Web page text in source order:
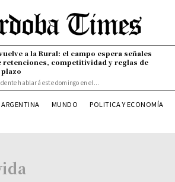
a la Rural: el campo espera señales
retenciones, competitividad y reglas de
hablará este domingo en el...
ARGENTINA MUNDO POLITICA Y ECONOMÍA